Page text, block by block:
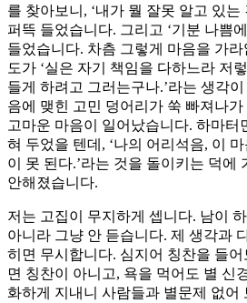
를 찾아보니, ‘내가 뭘 잘못 알고 있는
퍼뜩 들었습니다. 그리고 ‘기분 나쁨
들었습니다. 차츰 그렇게 마음을 가
도가 ‘실은 자기 책임을 다하느라 저
들게 하려고 그러는구나.’라는 생각
음에 맺힌 고민 덩어리가 쑥 빠져나
고마운 마음이 일어났습니다. 하마터
혀 두었을 텐데, ‘나의 어리석음, 이
이 못 된다.’라는 것을 돌이키는 덕에
안해졌습니다.
저는 고집이 무지하게 셉니다. 남이
아니라 그냥 안 듣습니다. 제 생각과
히면 무시합니다. 심지어 칭찬을 들
면 칭찬이 아니고, 욕을 먹어도 별 신
화하게 지내니 사람들과 별문제 없어